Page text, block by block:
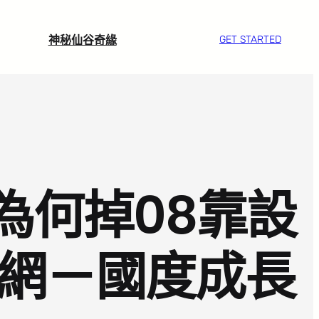
神秘仙谷奇緣 GET STARTED
何掉08靠設
－國度成長